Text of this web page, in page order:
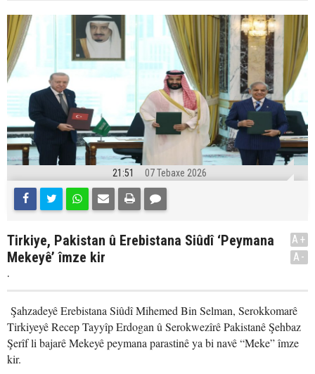
21:51 07 Tebaxe 2026
Tirkiye, Pakistan û Erebistana Siûdî ‘Peymana
Mekeyê’ îmze kir
.
A+
A-
Şahzadeyê Erebistana Siûdî Mihemed Bin Selman, Serokkomarê
Tirkiyeyê Recep Tayyîp Erdogan û Serokwezîrê Pakistanê Şehbaz
Şerîf li bajarê Mekeyê peymana parastinê ya bi navê “Meke” îmze
kir.